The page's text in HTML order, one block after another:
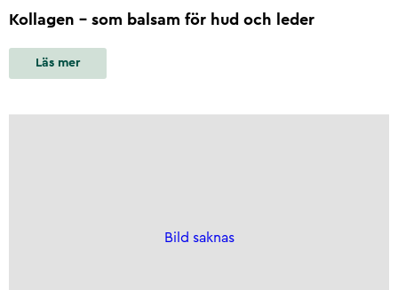
Kollagen – som balsam för hud och leder
Läs mer
Bild saknas